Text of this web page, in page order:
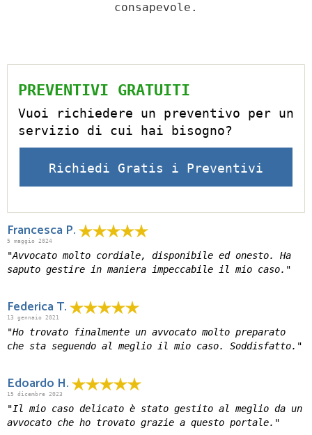
consapevole.
PREVENTIVI GRATUITI
Vuoi richiedere un preventivo per un
servizio di cui hai bisogno?
Richiedi Gratis i Preventivi
Francesca P.
5 maggio 2024
"Avvocato molto cordiale, disponibile ed onesto. Ha
saputo gestire in maniera impeccabile il mio caso."
Federica T.
13 gennaio 2021
"Ho trovato finalmente un avvocato molto preparato
che sta seguendo al meglio il mio caso. Soddisfatto."
Edoardo H.
15 dicembre 2023
"Il mio caso delicato è stato gestito al meglio da un
avvocato che ho trovato grazie a questo portale."